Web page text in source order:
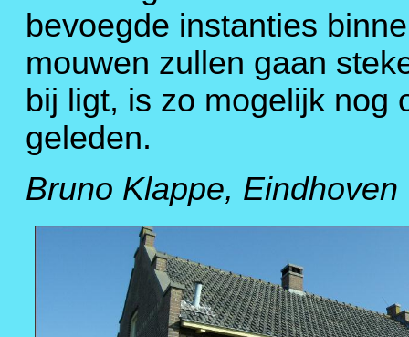
bevoegde instanties
mouwen zullen gaan
bij ligt, is zo mogelijk nog
geleden.
Bruno Klappe, Eindhoven